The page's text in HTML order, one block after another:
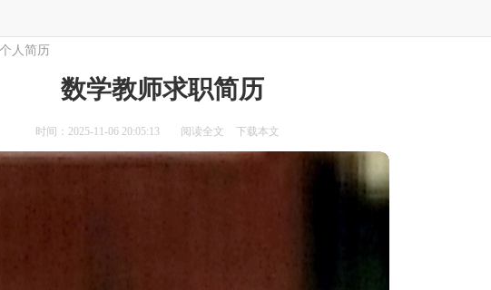
个人简历
数学教师求职简历
时间：2025-11-06 20:05:13 阅读全文 下载本文